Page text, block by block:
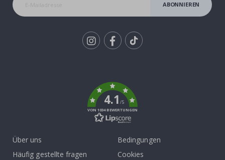
ABONNIEREN
4.1/5
VON 1034 BEWERTUNGEN
Über uns
Häufig gestellte fragen
Bedingungen
Cookies